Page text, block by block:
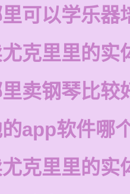
可以学乐器
克里里的实
卖钢琴比较
app软件哪
克里里的实